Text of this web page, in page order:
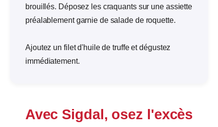
brouillés. Déposez les craquants sur une assiette
préalablement garnie de salade de roquette.
Ajoutez un filet d'huile de truffe et dégustez
immédiatement.
Avec Sigdal, osez l'excès